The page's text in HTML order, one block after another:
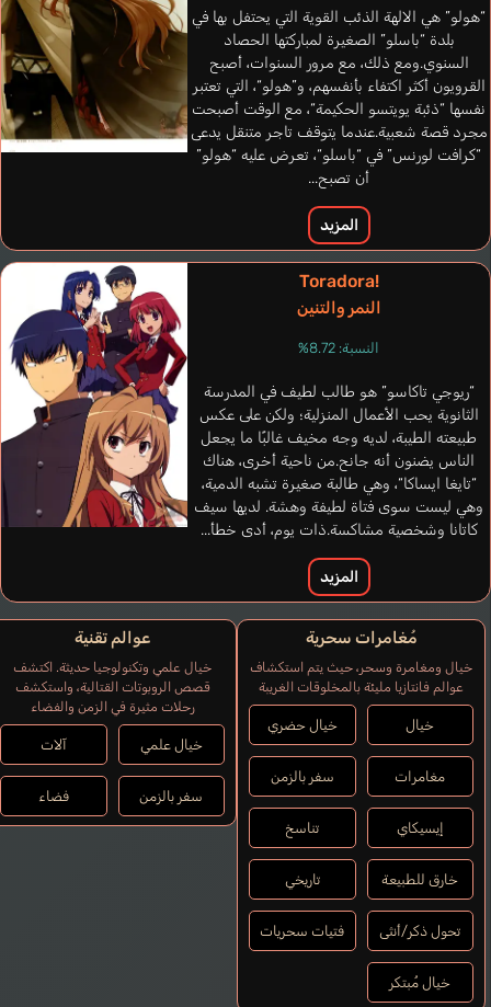
“هولو” هي الالهة الذئب القوية التي يحتفل بها في
بلدة “باسلو” الصغيرة لمباركتها الحصاد
السنوي.ومع ذلك، مع مرور السنوات، أصبح
القرويون أكثر اكتفاء بأنفسهم، و”هولو“، التي تعتبر
نفسها “ذئبة يويتسو الحكيمة“، مع الوقت أصبحت
مجرد قصة شعبية.عندما يتوقف تاجر متنقل يدعى
“كرافت لورنس” في “باسلو“، تعرض عليه “هولو”
أن تصبح...
المزيد
Toradora!
النمر والتنين
النسبة: 8.72%
“ريوجي تاكاسو” هو طالب لطيف في المدرسة
الثانوية يحب الأعمال المنزلية؛ ولكن على عكس
طبيعته الطيبة، لديه وجه مخيف غالبًا ما يجعل
الناس يضنون أنه جانح.من ناحية أخرى، هناك
“تايغا ايساكا“، وهي طالبة صغيرة تشبه الدمية،
وهي ليست سوى فتاة لطيفة وهشة. لديها سيف
كاتانا وشخصية مشاكسة.ذات يوم، أدى خطأ...
المزيد
مُغامرات سحرية
خيال ومغامرة وسحر، حيث يتم استكشاف
عوالم فانتازيا مليئة بالمخلوقات الغريبة
خيال خيال حضري
مغامرات سفر بالزمن
إيسيكاي تناسخ
خارق للطبيعة تاريخي
تحول ذكر/أنثى فتيات سحريات
خيال مُبتكر
عوالم تقنية
خيال علمي وتكنولوجيا حديثة. اكتشف
قصص الروبوتات القتالية، واستكشف
رحلات مثيرة في الزمن والفضاء
خيال علمي آلات
سفر بالزمن فضاء